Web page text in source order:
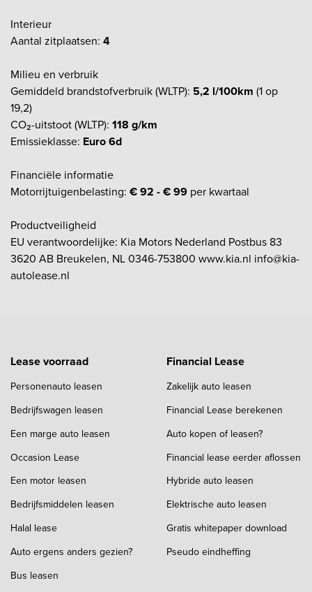
Interieur
Aantal zitplaatsen: 4
Milieu en verbruik
Gemiddeld brandstofverbruik (WLTP): 5,2 l/100km (1 op
19,2)
CO₂-uitstoot (WLTP): 118 g/km
Emissieklasse: Euro 6d
Financiële informatie
Motorrijtuigenbelasting: € 92 - € 99 per kwartaal
Productveiligheid
EU verantwoordelijke: Kia Motors Nederland Postbus 83
3620 AB Breukelen, NL 0346-753800 www.kia.nl info@kia-
autolease.nl
Lease voorraad
Personenauto leasen
Bedrijfswagen leasen
Een marge auto leasen
Occasion Lease
Een motor leasen
Bedrijfsmiddelen leasen
Halal lease
Auto ergens anders gezien?
Bus leasen
Financial Lease
Zakelijk auto leasen
Financial Lease berekenen
Auto kopen of leasen?
Financial lease eerder aflossen
Hybride auto leasen
Elektrische auto leasen
Gratis whitepaper download
Pseudo eindheffing